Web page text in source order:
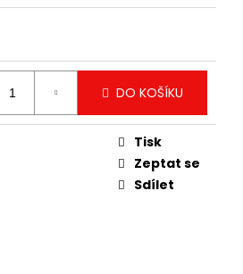
DO KOŠÍKU
Tisk
Zeptat se
Sdílet